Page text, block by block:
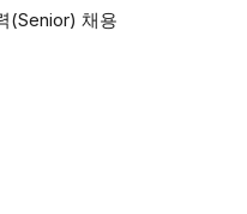
(Senior) 채용